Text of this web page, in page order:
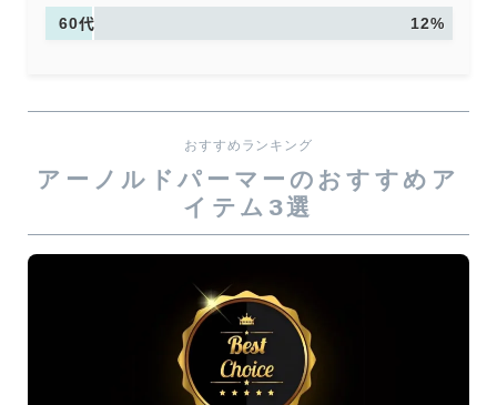
60代 12%
おすすめランキング
アーノルドパーマーのおすすめア
イテム3選